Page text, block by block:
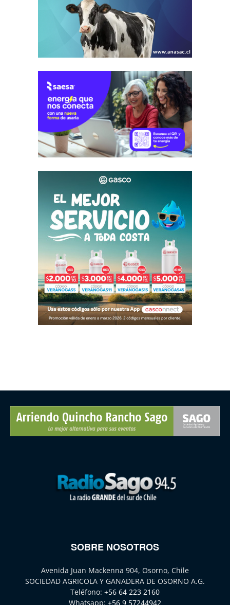
SOBRE NOSOTROS
Avenida Juan Mackenna 904, Osorno, Chile
SOCIEDAD AGRICOLA Y GANADERA DE OSORNO A.G.
Teléfono: +56 64 223 2160
Whatsapp: +56 9 57244942